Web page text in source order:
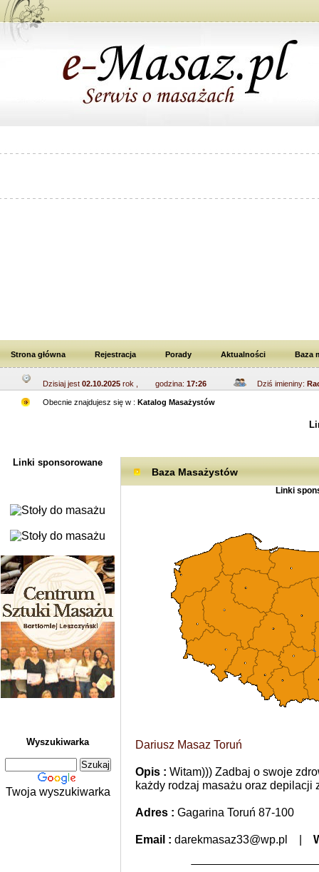
Strona główna Rejestracja Porady Aktualności Baza
Dzisiaj jest 02.10.2025 rok , godzina: 17:26 Dziś imieniny:
Obecnie znajdujesz się w : Katalog Masażystów
Linki sponsorowane
Wyszukiwarka
Twoja wyszukiwarka
Baza Masażystów
Linki
L
Dariusz Masaz Toruń
Opis : Witam))) Zadbaj o swoje
każdy rodzaj masażu oraz depilacji
Adres : Gagarina Toruń 87-100
Email : darekmasaz33@wp.pl |